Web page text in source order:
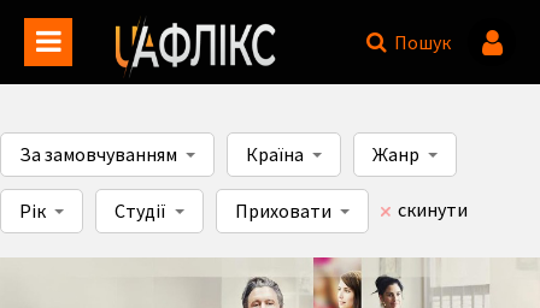
Пошук
За замовчуванням Країна Жанр
Рік Студії Приховати скинути